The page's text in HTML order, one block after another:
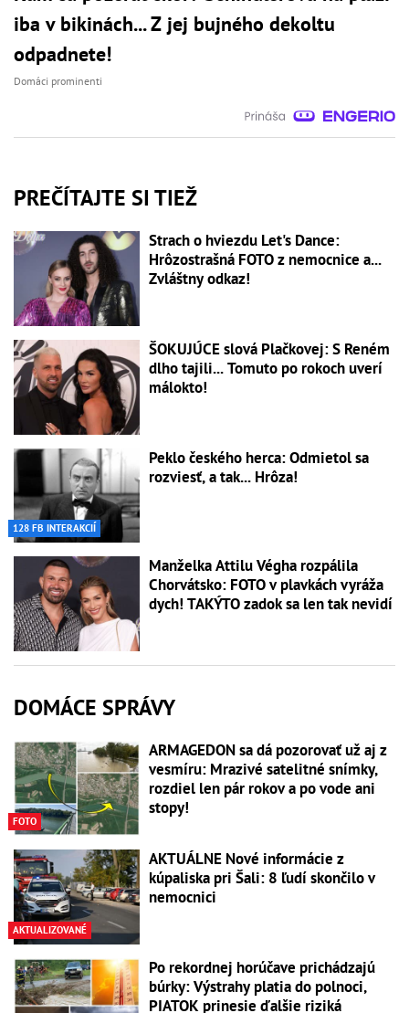
iba v bikinách... Z jej bujného dekoltu
odpadnete!
Domáci prominenti
PREČÍTAJTE SI TIEŽ
Strach o hviezdu Let's Dance:
Hrôzostrašná FOTO z nemocnice a...
Zvláštny odkaz!
ŠOKUJÚCE slová Plačkovej: S Reném
dlho tajili... Tomuto po rokoch uverí
málokto!
128 FB INTERAKCIÍ
Peklo českého herca: Odmietol sa
rozviesť, a tak... Hrôza!
Manželka Attilu Végha rozpálila
Chorvátsko: FOTO v plavkách vyráža
dych! TAKÝTO zadok sa len tak nevidí
DOMÁCE SPRÁVY
FOTO
ARMAGEDON sa dá pozorovať už aj z
vesmíru: Mrazivé satelitné snímky,
rozdiel len pár rokov a po vode ani
stopy!
AKTUALIZOVANÉ
AKTUÁLNE Nové informácie z
kúpaliska pri Šali: 8 ľudí skončilo v
nemocnici
Po rekordnej horúčave prichádzajú
búrky: Výstrahy platia do polnoci,
PIATOK prinesie ďalšie riziká